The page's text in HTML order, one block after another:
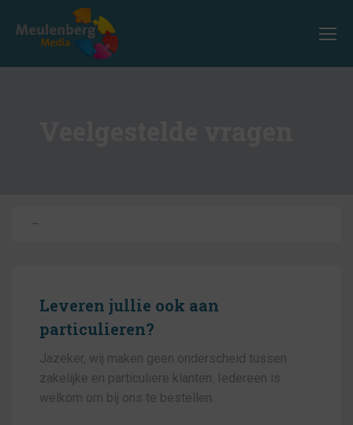
–
Leveren jullie ook aan
particulieren?
Jazeker, wij maken geen onderscheid tussen
zakelijke en particuliere klanten. Iedereen is
welkom om bij ons te bestellen.